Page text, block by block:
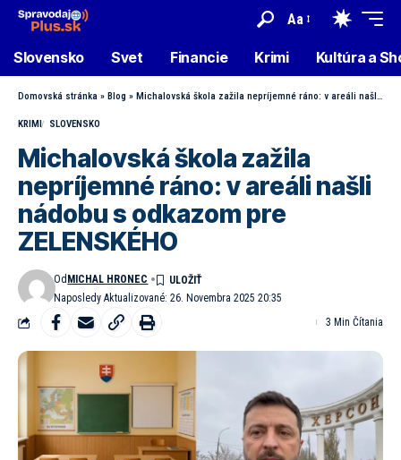
Aa
Slovensko Svet Financie Krimi Kultúra a
Domovská stránka » Blog » Michalovská škola zažila nepríjemné ráno: v areáli našli nádobu s odkazom pre ZELENSKÉHO
KRIMI SLOVENSKO
Michalovská škola zažila
nepríjemné ráno: v areáli našli
nádobu s odkazom pre
ZELENSKÉHO
Naposledy Aktualizované: 26. Novembra 2025 20:35
Od MICHAL HRONEC
3 Min Čítania